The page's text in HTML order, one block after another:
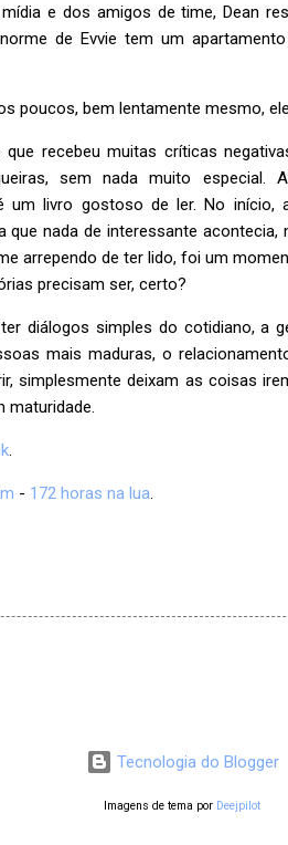
e dos amigos de time, Dean
de Evvie tem um
poucos, bem lentamente mesmo,
recebeu muitas críticas
sem nada muito especial.
um livro gostoso de ler. No
que nada de interessante
arrependo de ter lido, foi um
precisam ser, certo?
diálogos simples do cotidiano, a
mais maduras, o
simplesmente deixam as coisas
- 172 horas na lua
Tecnologia do Blogger
Imagens de tema por Deejpilot